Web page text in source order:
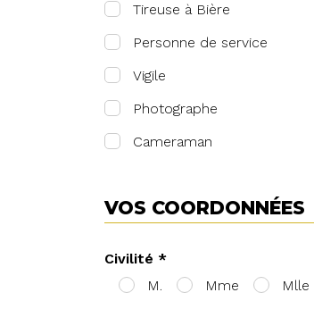
Tireuse à Bière
Personne de service
Vigile
Photographe
Cameraman
VOS COORDONNÉES
Civilité *
M.
Mme Mlle